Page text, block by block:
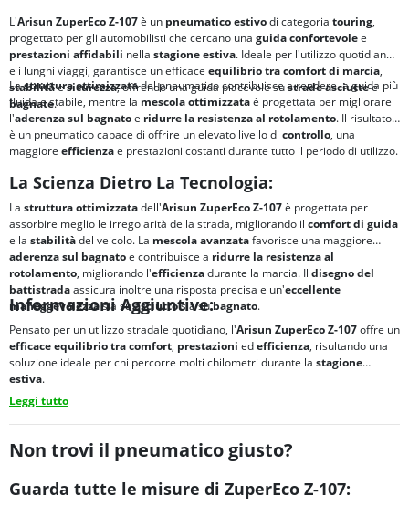
L'Arisun ZuperEco Z-107è un pneumatico estivodi categoria touring,
progettato per gli automobilisti che cercano una guida confortevolee
prestazioni affidabili nella stagione estiva. Ideale per l'utilizzo quotidiano
e i lunghi viaggi, garantisce un efficace equilibrio tracomfort di marcia,
stabilitàesicurezza, offrendo una guida piacevole sustrade asciuttee
bagnate.
Lastruttura ottimizzatadel pneumatico contribuisce a rendere la guida più
fluida e stabile, mentre la mescola ottimizzataè progettata per migliorare
l'aderenza sul bagnatoe ridurre la resistenza al rotolamento. Il risultato
è un pneumatico capace di offrire un elevato livello di controllo, una
maggiore efficienzae prestazioni costanti durante tutto il periodo di utilizzo.
La Scienza Dietro La Tecnologia:
La struttura ottimizzatadell'Arisun ZuperEco Z-107è progettata per
assorbire meglio le irregolarità della strada, migliorando il comfort di guida
e la stabilitàdel veicolo. La mescola avanzatafavorisce una maggiore
aderenza sul bagnatoe contribuisce a ridurre la resistenza al
rotolamento, migliorando l'efficienzadurante la marcia. Il disegno del
battistradaassicura inoltre una risposta precisa e un'eccellente
maneggevolezzasia suasciuttosia subagnato.
Informazioni Aggiuntive:
Pensato per un utilizzo stradale quotidiano, l'Arisun ZuperEco Z-107offre un
efficace equilibrio tracomfort, prestazioni edefficienza, risultando una
soluzione ideale per chi percorre molti chilometri durante la stagione
estiva.
Leggi tutto
Non trovi il pneumatico giusto?
Guarda tutte le misure di ZuperEco Z-107: